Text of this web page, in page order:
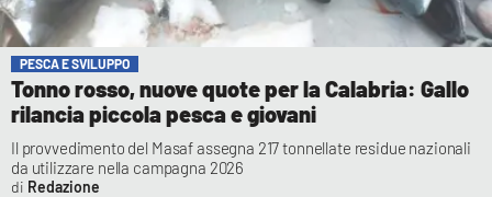
PESCA E SVILUPPO
Tonno rosso, nuove quote per la Calabria: Gallo
rilancia piccola pesca e giovani
Il provvedimento del Masaf assegna 217 tonnellate residue nazionali
da utilizzare nella campagna 2026
Redazione